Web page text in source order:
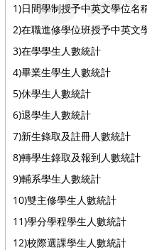
1)日間學制授予中英文學位名
2)在職進修學位班授予中英文
3)在學學生人數統計
4)畢業生學生人數統計
5)休學生人數統計
6)退學生人數統計
7)新生錄取及註冊人數統計
8)轉學生錄取及報到人數統計
9)輔系學生人數統計
10)雙主修學生人數統計
11)學分學程學生人數統計
12)校際選課學生人數統計